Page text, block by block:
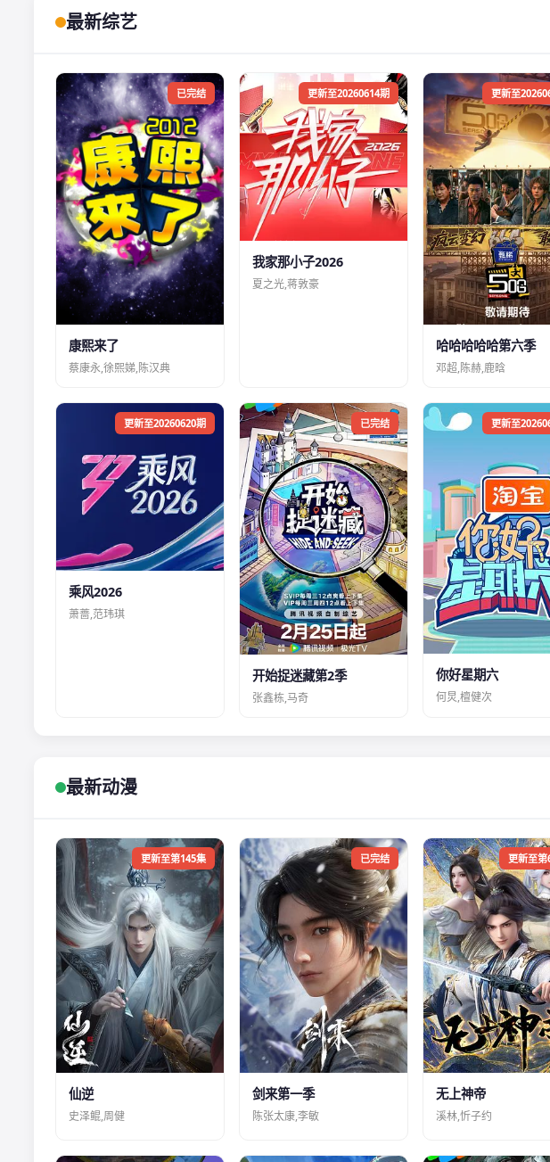
最新综艺
已完结
康熙来了
蔡康永,徐熙娣,陈汉典
更新至20260614期
我家那小子2026
夏之光,蒋敦豪
更新至
哈哈哈哈哈第六季
邓超,陈赫,鹿晗
更新至20260620期
乘风2026
萧蔷,范玮琪
已完结
开始捉迷藏第2季
张鑫栋,马奇
更新至
你好星期六
何炅,檀健次
最新动漫
更新至第145集
仙逆
史泽鲲,周健
已完结
剑来第一季
陈张太康,李敏
更新至第
无上神帝
溪林,忻子约